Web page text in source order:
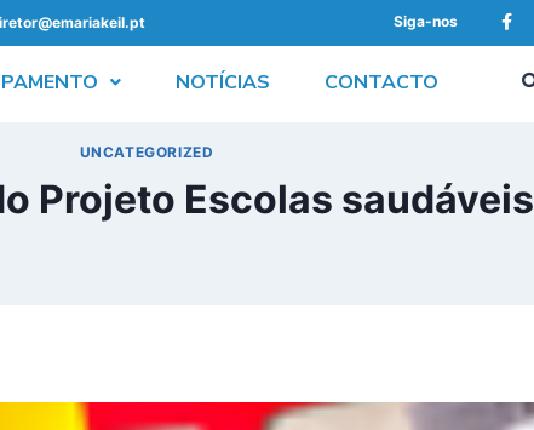
Siga-nos
NOTÍCIAS CONTACTO
UNCATEGORIZED
Projeto Escolas saudáveis